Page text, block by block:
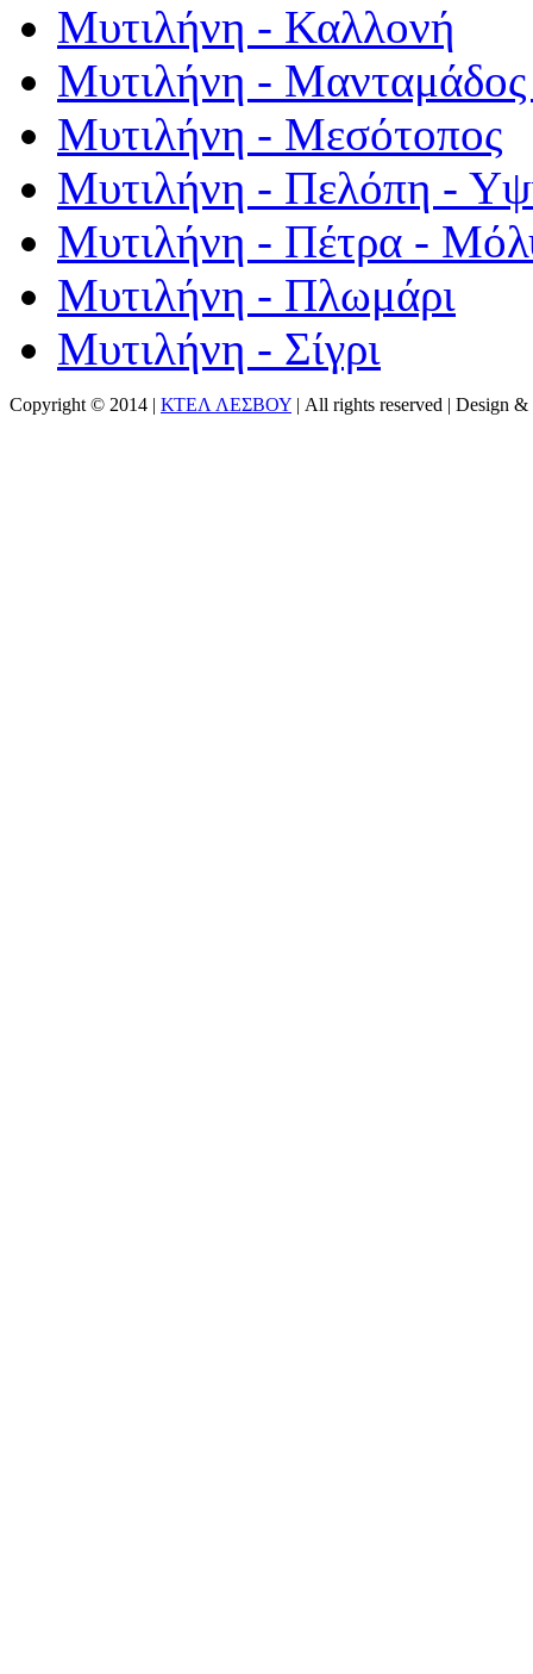
Μυτιλήνη - Καλλονή
Μυτιλήνη - Μανταμάδος
Μυτιλήνη - Μεσότοπος
Μυτιλήνη - Πελόπη -
Μυτιλήνη - Πέτρα -
Μυτιλήνη - Πλωμάρι
Μυτιλήνη - Σίγρι
Copyright © 2014 | ΚΤΕΛ ΛΕΣΒΟΥ | All rights reserved | Design &